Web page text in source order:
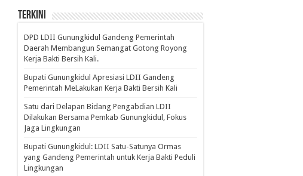
Terkini
DPD LDII Gunungkidul Gandeng Pemerintah
Daerah Membangun Semangat Gotong Royong
Kerja Bakti Bersih Kali.
Bupati Gunungkidul Apresiasi LDII Gandeng
Pemerintah MeLakukan Kerja Bakti Bersih Kali ‎
Satu dari Delapan Bidang Pengabdian LDII
Dilakukan Bersama Pemkab Gunungkidul, Fokus
Jaga Lingkungan
Bupati Gunungkidul: LDII Satu-Satunya Ormas
yang Gandeng Pemerintah untuk Kerja Bakti Peduli
Lingkungan